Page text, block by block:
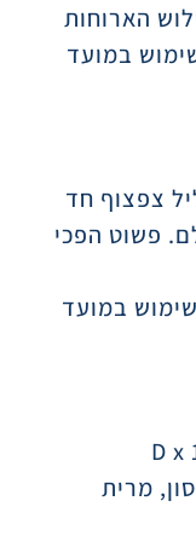
הארוחות
במועד
צפצוף חד
פשוט הפכי
במועד
מרית